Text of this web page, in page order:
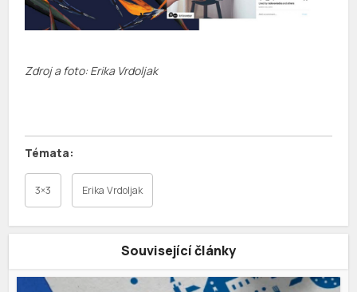
Zdroj a foto: Erika Vrdoljak
3×3 Erika Vrdoljak
Související články